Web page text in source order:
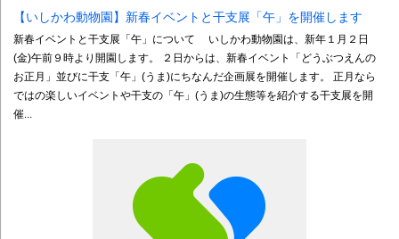
【いしかわ動物園】新春イベントと干支展「午」を開催します
新春イベントと干支展「午」について いしかわ動物園は、新年１月２日
(金)午前９時より開園します。 ２日からは、新春イベント「どうぶつえんの
お正月」並びに干支「午」(うま)にちなんだ企画展を開催します。 正月なら
ではの楽しいイベントや干支の「午」(うま)の生態等を紹介する干支展を開
催...